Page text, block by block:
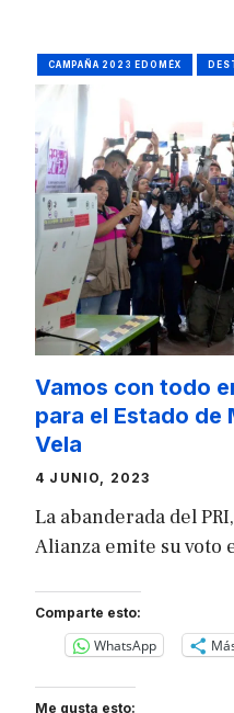
CAMPAÑA 2023 EDOMÉX
Vamos con todo
para el Estado de
Vela
4 JUNIO, 2023
La abanderada del
Alianza emite su voto
Comparte esto:
WhatsApp
Me gusta esto: